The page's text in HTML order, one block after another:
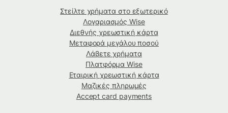
Στείλτε χρήματα στο εξωτερικό
Λογαριασμός Wise
Διεθνής χρεωστική κάρτα
Μεταφορά μεγάλου ποσού
Λάβετε χρήματα
Πλατφόρμα Wise
Εταιρική χρεωστική κάρτα
Μαζικές πληρωμές
Accept card payments